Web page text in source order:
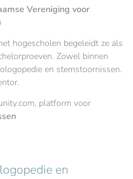
Vereniging voor
hogescholen begeleidt ze als
Zowel binnen
en stemstoornissen.
platform voor
en